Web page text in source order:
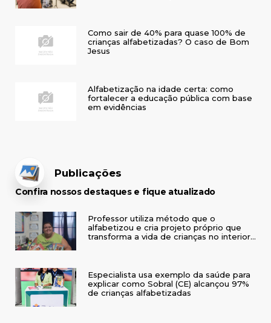
Como sair de 40% para quase 100% de
crianças alfabetizadas? O caso de Bom
Jesus
Alfabetização na idade certa: como
fortalecer a educação pública com base
em evidências
Publicações
Confira nossos destaques e fique atualizado
Professor utiliza método que o
alfabetizou e cria projeto próprio que
transforma a vida de crianças no interior
Especialista usa exemplo da saúde para
explicar como Sobral (CE) alcançou 97%
de crianças alfabetizadas